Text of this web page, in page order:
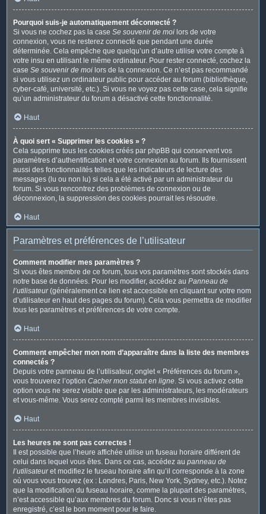
Pourquoi suis-je automatiquement déconnecté ?
Si vous ne cochez pas la case Se souvenir de moi lors de votre
connexion, vous ne resterez connecté que pendant une durée
déterminée. Cela empêche que quelqu’un d’autre utilise votre compte à
votre insu en utilisant le même ordinateur. Pour rester connecté, cochez la
case Se souvenir de moi lors de la connexion. Ce n’est pas recommandé
si vous utilisez un ordinateur public pour accéder au forum (bibliothèque,
cyber-café, université, etc.). Si vous ne voyez pas cette case, cela signifie
qu’un administrateur du forum a désactivé cette fonctionnalité.
Haut
À quoi sert « Supprimer les cookies » ?
Cela supprime tous les cookies créés par phpBB qui conservent vos
paramètres d’authentification et votre connexion au forum. Ils fournissent
aussi des fonctionnalités telles que les indicateurs de lecture des
messages (lu ou non lu) si cela a été activé par un administrateur du
forum. Si vous rencontrez des problèmes de connexion ou de
déconnexion, la suppression des cookies pourrait les résoudre.
Haut
Paramètres et préférences de l’utilisateur
Comment modifier mes paramètres ?
Si vous êtes membre de ce forum, tous vos paramètres sont stockés dans
notre base de données. Pour les modifier, accédez au Panneau de
l’utilisateur(généralement ce lien est accessible en cliquant sur votre nom
d’utilisateur en haut des pages du forum). Cela vous permettra de modifier
tous les paramètres et préférences de votre compte.
Haut
Comment empêcher mon nom d’apparaître dans la liste des membres
connectés ?
Depuis votre panneau de l’utilisateur, onglet « Préférences du forum »,
vous trouverez l’option Cacher mon statut en ligne. Si vous activez cette
option vous ne serez visible que par les administrateurs, les modérateurs
et vous-même. Vous serez compté parmi les membres invisibles.
Haut
Les heures ne sont pas correctes !
Il est possible que l’heure affichée utilise un fuseau horaire différent de
celui dans lequel vous êtes. Dans ce cas, accédez au panneau de
l’utilisateuret modifiez le fuseau horaire afin qu’il corresponde à la zone
où vous vous trouvez (ex : Londres, Paris, New York, Sydney, etc.). Notez
que la modification du fuseau horaire, comme la plupart des paramètres,
n’est accessible qu’aux membres du forum. Donc si vous n’êtes pas
enregistré, c’est le bon moment pour le faire.